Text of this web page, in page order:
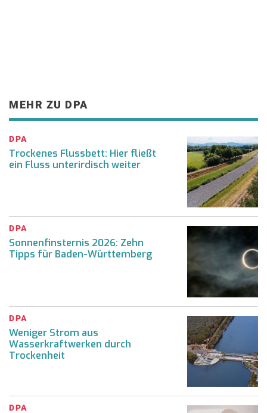
MEHR ZU DPA
DPA
Trockenes Flussbett: Hier fließt
ein Fluss unterirdisch weiter
DPA
Sonnenfinsternis 2026: Zehn
Tipps für Baden-Württemberg
DPA
Weniger Strom aus
Wasserkraftwerken durch
Trockenheit
DPA